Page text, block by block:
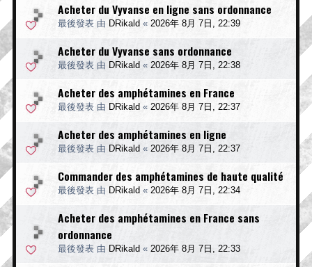
Acheter du Vyvanse en ligne sans ordonnance
最後發表 由 DRikald « 2026年 8月 7日, 22:39
Acheter du Vyvanse sans ordonnance
最後發表 由 DRikald « 2026年 8月 7日, 22:38
Acheter des amphétamines en France
最後發表 由 DRikald « 2026年 8月 7日, 22:37
Acheter des amphétamines en ligne
最後發表 由 DRikald « 2026年 8月 7日, 22:37
Commander des amphétamines de haute qualité
最後發表 由 DRikald « 2026年 8月 7日, 22:34
Acheter des amphétamines en France sans
ordonnance
最後發表 由 DRikald « 2026年 8月 7日, 22:33